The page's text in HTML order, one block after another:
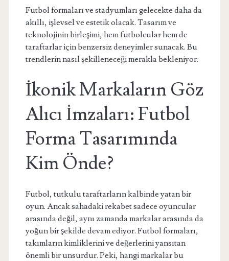
Futbol formaları ve stadyumları gelecekte daha da
akıllı, işlevsel ve estetik olacak. Tasarım ve
teknolojinin birleşimi, hem futbolcular hem de
taraftarlar için benzersiz deneyimler sunacak. Bu
trendlerin nasıl şekilleneceği merakla bekleniyor.
İkonik Markaların Göz
Alıcı İmzaları: Futbol
Forma Tasarımında
Kim Önde?
Futbol, tutkulu taraftarların kalbinde yatan bir
oyun. Ancak sahadaki rekabet sadece oyuncular
arasında değil, aynı zamanda markalar arasında da
yoğun bir şekilde devam ediyor. Futbol formaları,
takımların kimliklerini ve değerlerini yansıtan
önemli bir unsurdur. Peki, hangi markalar bu